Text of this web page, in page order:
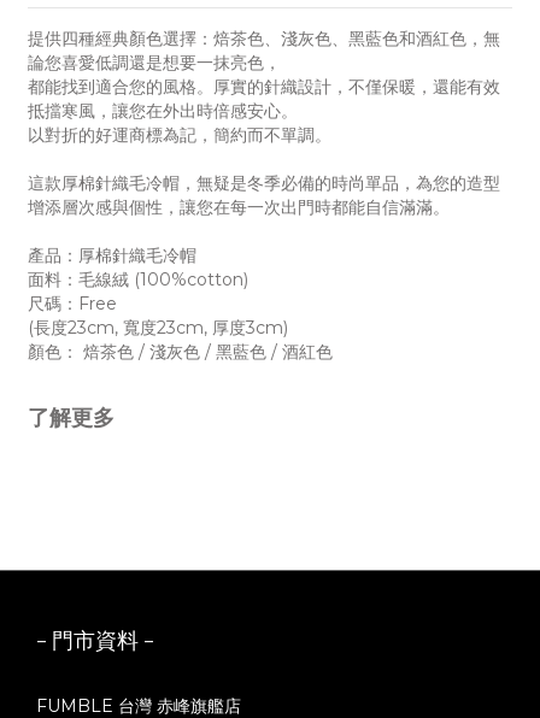
提供四種經典顏色選擇：焙茶色、淺灰色、黑藍色和酒紅色，無
論您喜愛低調還是想要一抹亮色，
都能找到適合您的風格。厚實的針織設計，不僅保暖，還能有效
抵擋寒風，讓您在外出時倍感安心。
以對折的好運商標為記，簡約而不單調。
這款厚棉針織毛冷帽，無疑是冬季必備的時尚單品，為您的造型
增添層次感與個性，讓您在每一次出門時都能自信滿滿。
產品：厚棉針織毛冷帽
面料：毛線絨 (100%cotton)
尺碼：Free
(長度23cm, 寬度23cm, 厚度3cm)
顏色： 焙茶色 / 淺灰色 / 黑藍色 / 酒紅色
了解更多
- 門市資料 -
FUMBLE 台灣 赤峰旗艦店